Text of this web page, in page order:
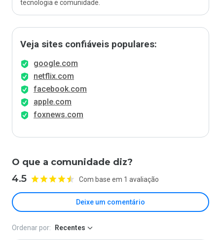
tecnologia e comunidade.
Veja sites confiáveis populares:
google.com
netflix.com
facebook.com
apple.com
foxnews.com
O que a comunidade diz?
4.5 Com base em 1 avaliação
Deixe um comentário
Ordenar por: Recentes